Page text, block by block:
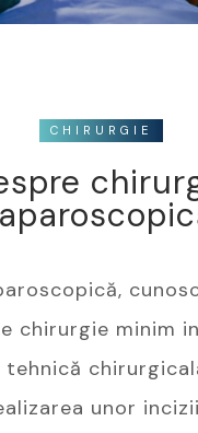
CHIRURGIE
chirurgie minim
unor